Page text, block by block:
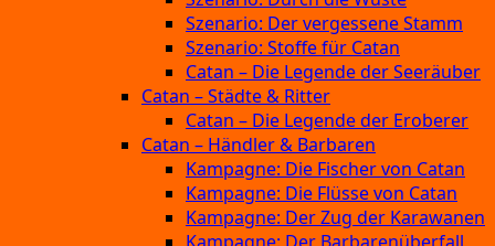
Szenario: Der vergessene Stamm
Szenario: Stoffe für Catan
Catan – Die Legende der Seeräuber
Catan – Städte & Ritter
Catan – Die Legende der Eroberer
Catan – Händler & Barbaren
Kampagne: Die Fischer von Catan
Kampagne: Die Flüsse von Catan
Kampagne: Der Zug der Karawanen